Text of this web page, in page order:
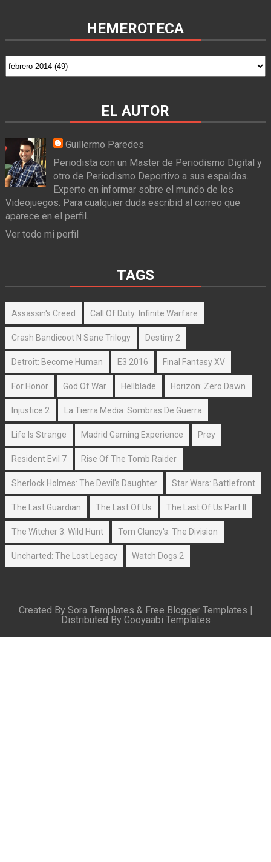
HEMEROTECA
EL AUTOR
Guillermo Paredes
Periodista con un Master de Periodismo Digital y
otro de Periodismo Deportivo a sus espaldas.
Experto en informar sobre el mundo de los
Videojuegos. Para cualquier duda escribid al correo que
aparece en el perfil.
Ver todo mi perfil
TAGS
Assassin's Creed Call Of Duty: Infinite Warfare
Crash Bandicoot N Sane Trilogy Destiny 2
Detroit: Become Human E3 2016 Final Fantasy XV
For Honor God Of War Hellblade Horizon: Zero Dawn
Injustice 2 La Tierra Media: Sombras De Guerra
Life Is Strange Madrid Gaming Experience Prey
Resident Evil 7 Rise Of The Tomb Raider
Sherlock Holmes: The Devil's Daughter Star Wars: Battlefront
The Last Guardian The Last Of Us The Last Of Us Part II
The Witcher 3: Wild Hunt Tom Clancy's: The Division
Uncharted: The Lost Legacy Watch Dogs 2
Created By Sora Templates & Free Blogger Templates
Distributed By Gooyaabi Templates